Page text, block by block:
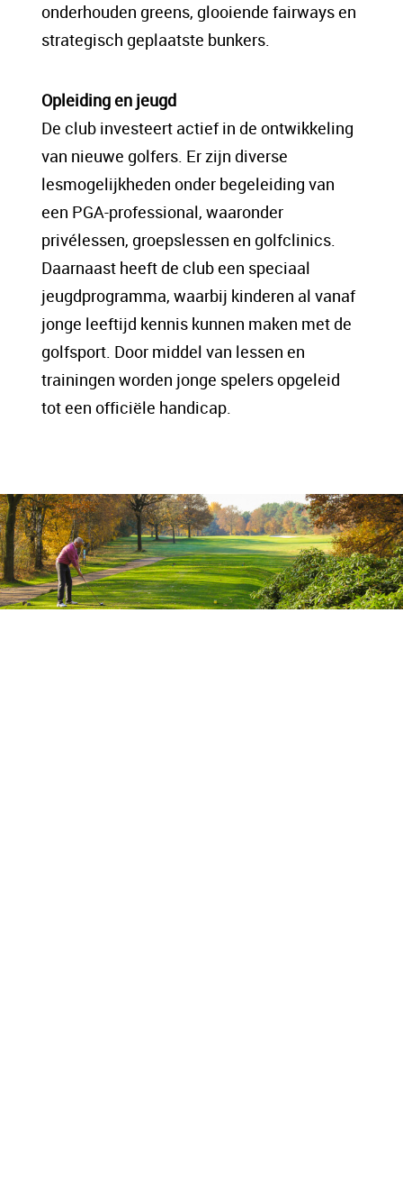
onderhouden greens, glooiende fairways en
strategisch geplaatste bunkers.
Opleiding en jeugd
De club investeert actief in de ontwikkeling
van nieuwe golfers. Er zijn diverse
lesmogelijkheden onder begeleiding van
een PGA-professional, waaronder
privélessen, groepslessen en golfclinics.
Daarnaast heeft de club een speciaal
jeugdprogramma, waarbij kinderen al vanaf
jonge leeftijd kennis kunnen maken met de
golfsport. Door middel van lessen en
trainingen worden jonge spelers opgeleid
tot een officiële handicap.